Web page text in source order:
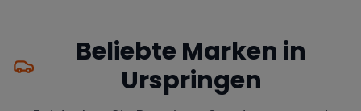
Beliebte Marken in
Urspringen